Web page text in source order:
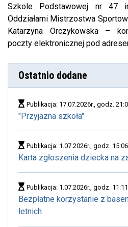
Szkole Podstawowej nr 47
Oddziałami Mistrzostwa
Katarzyna Orczykowska –
poczty elektronicznej pod
Ostatnio dodane
Publikacja: 17.07.2026r., godz.
"Przyjazna szkoła"
Publikacja: 1.07.2026r., godz. 15:06
Karta zgłoszenia dziecka na
Publikacja: 1.07.2026r., godz. 11:11
Bezpłatne korzystanie z
letnich